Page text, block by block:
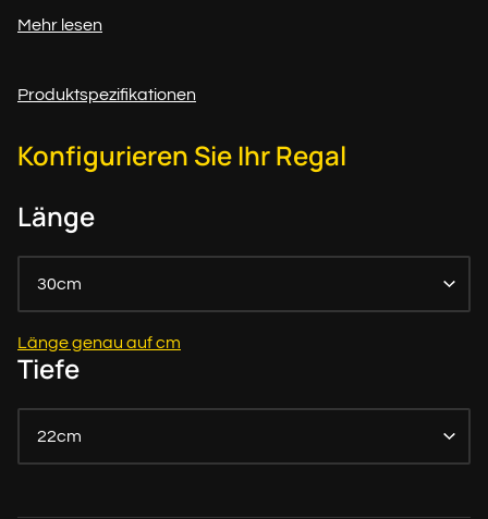
Mehr lesen
Produktspezifikationen
Konfigurieren Sie Ihr Regal
Länge
30cm
Länge genau auf cm
Tiefe
22cm